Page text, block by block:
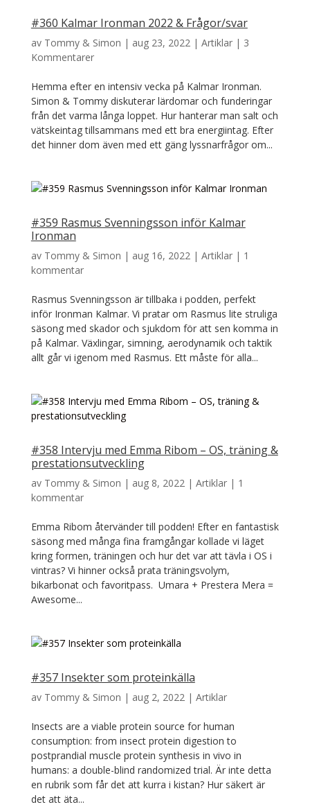
#360 Kalmar Ironman 2022 & Frågor/svar
av Tommy & Simon | aug 23, 2022| Artiklar| 3
Kommentarer
Hemma efter en intensiv vecka på Kalmar Ironman.
Simon & Tommy diskuterar lärdomar och funderingar
från det varma långa loppet. Hur hanterar man salt och
vätskeintag tillsammans med ett bra energiintag. Efter
det hinner dom även med ett gäng lyssnarfrågor om...
#359 Rasmus Svenningsson inför Kalmar
Ironman
av Tommy & Simon | aug 16, 2022| Artiklar| 1
kommentar
Rasmus Svenningsson är tillbaka i podden, perfekt
inför Ironman Kalmar. Vi pratar om Rasmus lite struliga
säsong med skador och sjukdom för att sen komma in
på Kalmar. Växlingar, simning, aerodynamik och taktik
allt går vi igenom med Rasmus. Ett måste för alla...
#358 Intervju med Emma Ribom – OS, träning &
prestationsutveckling
av Tommy & Simon | aug 8, 2022| Artiklar| 1
kommentar
Emma Ribom återvänder till podden! Efter en fantastisk
säsong med många fina framgångar kollade vi läget
kring formen, träningen och hur det var att tävla i OS i
vintras? Vi hinner också prata träningsvolym,
bikarbonat och favoritpass. Umara + Prestera Mera =
Awesome...
#357 Insekter som proteinkälla
av Tommy & Simon | aug 2, 2022| Artiklar
Insects are a viable protein source for human
consumption: from insect protein digestion to
postprandial muscle protein synthesis in vivo in
humans: a double-blind randomized trial. Är inte detta
en rubrik som får det att kurra i kistan? Hur säkert är
det att äta...